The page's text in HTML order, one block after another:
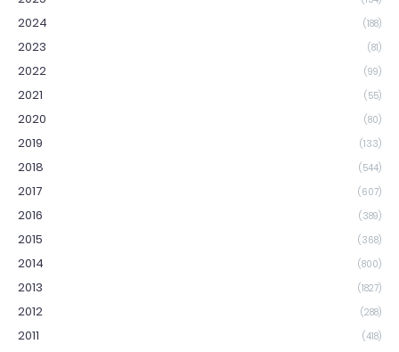
2024 (188)
2023 (81)
2022 (99)
2021 (55)
2020 (80)
2019 (133)
2018 (544)
2017 (607)
2016 (389)
2015 (368)
2014 (800)
2013 (1827)
2012 (288)
2011 (418)